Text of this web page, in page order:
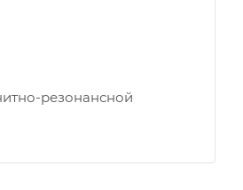
резонансной